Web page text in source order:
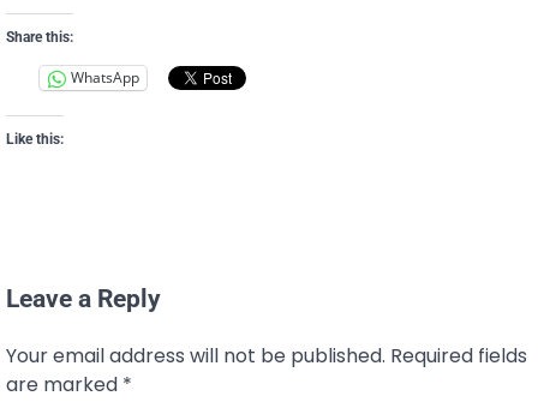
Share this:
WhatsApp
Like this:
Leave a Reply
Your email address will not be published. Required fields
are marked *